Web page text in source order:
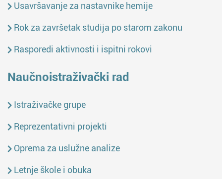
Usavršavanje za nastavnike hemije
Rok za završetak studija po starom zakonu
Rasporedi aktivnosti i ispitni rokovi
Naučnoistraživački rad
Istraživačke grupe
Reprezentativni projekti
Oprema za uslužne analize
Letnje škole i obuka